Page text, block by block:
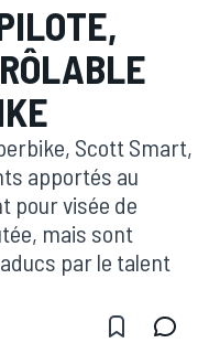
Scott Smart,
apportés au
pour visée de
mais sont
par le talent